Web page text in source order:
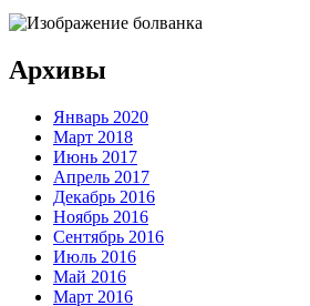
Архивы
Январь 2020
Март 2018
Июнь 2017
Апрель 2017
Декабрь 2016
Ноябрь 2016
Сентябрь 2016
Июль 2016
Май 2016
Март 2016